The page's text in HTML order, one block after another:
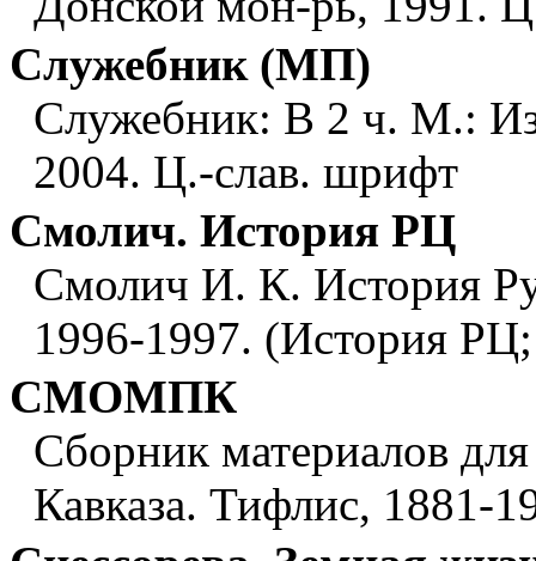
Служебник (МП)
Служебник: В 2 ч. М.:
2004. Ц.-слав. шрифт
Смолич. История РЦ
Смолич И. К. История
1996-1997. (История
СМОМПК
Сборник материалов
Кавказа. Тифлис, 1881-